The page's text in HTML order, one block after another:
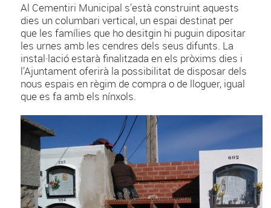
Al Cementiri Municipal s’està construint aquests
dies un columbari vertical, un espai destinat per
que les famílies que ho desitgin hi puguin dipositar
les urnes amb les cendres dels seus difunts. La
instal·lació estarà finalitzada en els pròxims dies i
l’Ajuntament oferirà la possibilitat de disposar dels
nous espais en règim de compra o de lloguer, igual
que es fa amb els nínxols.